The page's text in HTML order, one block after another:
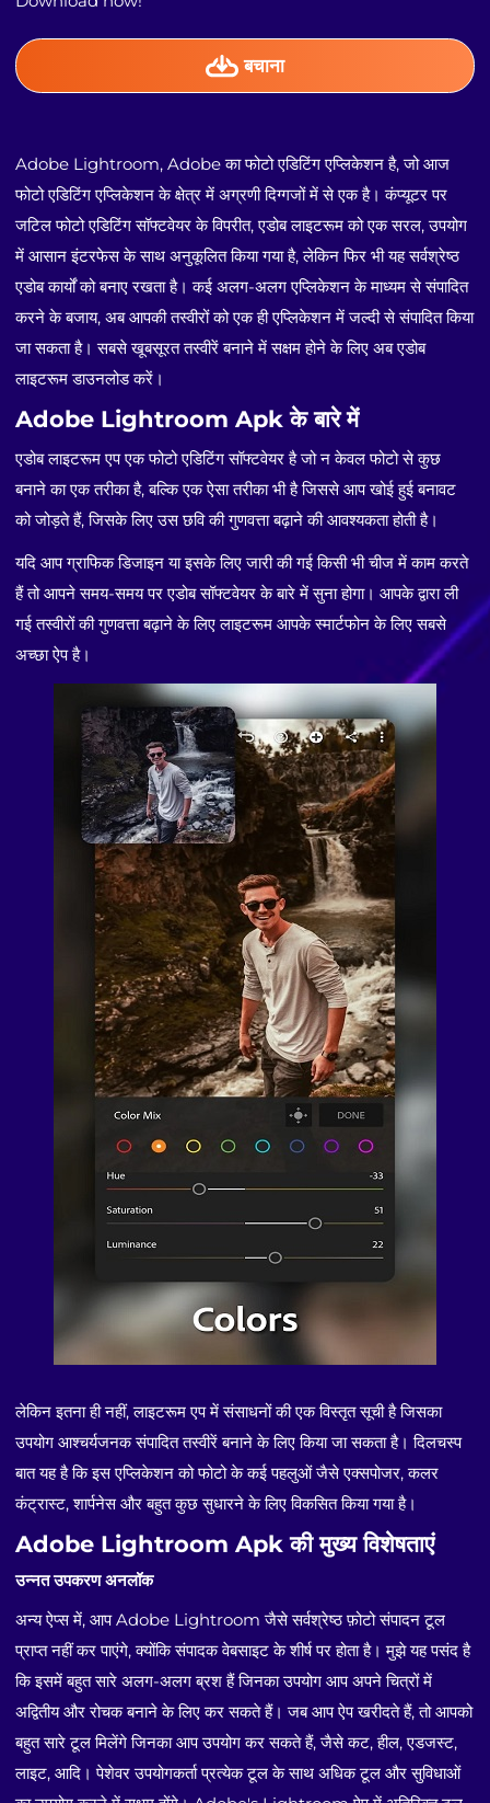
बचाना
Adobe Lightroom, Adobe का फोटो एडिटिंग एप्लिकेशन है, जो आज
फोटो एडिटिंग एप्लिकेशन के क्षेत्र में अग्रणी दिग्गजों में से एक है। कंप्यूटर पर
जटिल फोटो एडिटिंग सॉफ्टवेयर के विपरीत, एडोब लाइटरूम को एक सरल, उपयोग
में आसान इंटरफेस के साथ अनुकूलित किया गया है, लेकिन फिर भी यह सर्वश्रेष्ठ
एडोब कार्यों को बनाए रखता है। कई अलग-अलग एप्लिकेशन के माध्यम से संपादित
करने के बजाय, अब आपकी तस्वीरों को एक ही एप्लिकेशन में जल्दी से संपादित किया
जा सकता है। सबसे खूबसूरत तस्वीरें बनाने में सक्षम होने के लिए अब एडोब
लाइटरूम डाउनलोड करें।
Adobe Lightroom Apk के बारे में
एडोब लाइटरूम एप एक फोटो एडिटिंग सॉफ्टवेयर है जो न केवल फोटो से कुछ
बनाने का एक तरीका है, बल्कि एक ऐसा तरीका भी है जिससे आप खोई हुई बनावट
को जोड़ते हैं, जिसके लिए उस छवि की गुणवत्ता बढ़ाने की आवश्यकता होती है।
यदि आप ग्राफिक डिजाइन या इसके लिए जारी की गई किसी भी चीज में काम करते
हैं तो आपने समय-समय पर एडोब सॉफ्टवेयर के बारे में सुना होगा। आपके द्वारा ली
गई तस्वीरों की गुणवत्ता बढ़ाने के लिए लाइटरूम आपके स्मार्टफोन के लिए सबसे
अच्छा ऐप है।
लेकिन इतना ही नहीं, लाइटरूम एप में संसाधनों की एक विस्तृत सूची है जिसका
उपयोग आश्चर्यजनक संपादित तस्वीरें बनाने के लिए किया जा सकता है। दिलचस्प
बात यह है कि इस एप्लिकेशन को फोटो के कई पहलुओं जैसे एक्सपोजर, कलर
कंट्रास्ट, शार्पनेस और बहुत कुछ सुधारने के लिए विकसित किया गया है।
Adobe Lightroom Apk की मुख्य विशेषताएं
उन्नत उपकरण अनलॉक
अन्य ऐप्स में, आप Adobe Lightroom जैसे सर्वश्रेष्ठ फ़ोटो संपादन टूल
प्राप्त नहीं कर पाएंगे, क्योंकि संपादक वेबसाइट के शीर्ष पर होता है। मुझे यह पसंद है
कि इसमें बहुत सारे अलग-अलग ब्रश हैं जिनका उपयोग आप अपने चित्रों में
अद्वितीय और रोचक बनाने के लिए कर सकते हैं। जब आप ऐप खरीदते हैं, तो आपको
बहुत सारे टूल मिलेंगे जिनका आप उपयोग कर सकते हैं, जैसे कट, हील, एडजस्ट,
लाइट, आदि। पेशेवर उपयोगकर्ता प्रत्येक टूल के साथ अधिक टूल और सुविधाओं